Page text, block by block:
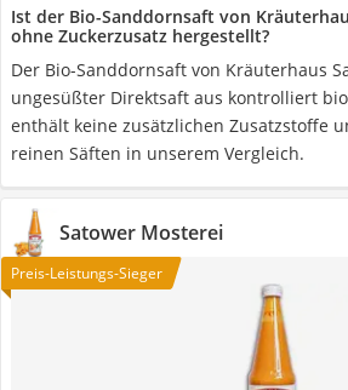
Ist der Bio-Sanddornsaft von
ohne Zuckerzusatz hergestellt?
Der Bio-Sanddornsaft von Kräuterhaus
ungesüßter Direktsaft aus kontrolliert
enthält keine zusätzlichen Zusatzstoffe
reinen Säften in unserem Vergleich.
Satower Mosterei
Preis-Leistungs-Sieger